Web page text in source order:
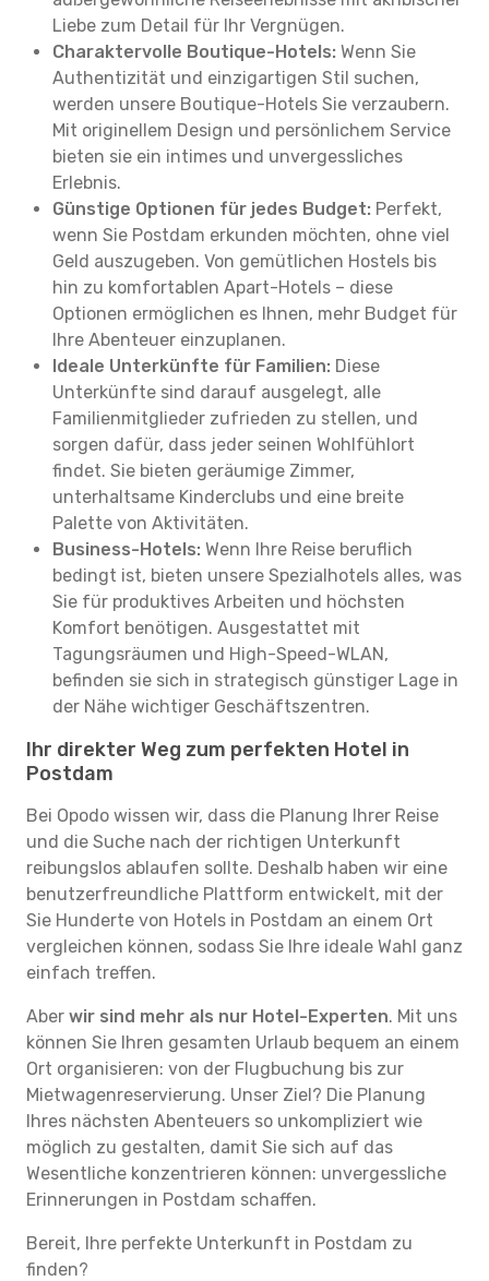
Liebe zum Detail für Ihr Vergnügen.
Charaktervolle Boutique-Hotels: Wenn Sie
Authentizität und einzigartigen Stil suchen,
werden unsere Boutique-Hotels Sie verzaubern.
Mit originellem Design und persönlichem Service
bieten sie ein intimes und unvergessliches
Erlebnis.
Günstige Optionen für jedes Budget: Perfekt,
wenn Sie Postdam erkunden möchten, ohne viel
Geld auszugeben. Von gemütlichen Hostels bis
hin zu komfortablen Apart-Hotels – diese
Optionen ermöglichen es Ihnen, mehr Budget für
Ihre Abenteuer einzuplanen.
Ideale Unterkünfte für Familien: Diese
Unterkünfte sind darauf ausgelegt, alle
Familienmitglieder zufrieden zu stellen, und
sorgen dafür, dass jeder seinen Wohlfühlort
findet. Sie bieten geräumige Zimmer,
unterhaltsame Kinderclubs und eine breite
Palette von Aktivitäten.
Business-Hotels: Wenn Ihre Reise beruflich
bedingt ist, bieten unsere Spezialhotels alles, was
Sie für produktives Arbeiten und höchsten
Komfort benötigen. Ausgestattet mit
Tagungsräumen und High-Speed-WLAN,
befinden sie sich in strategisch günstiger Lage in
der Nähe wichtiger Geschäftszentren.
Ihr direkter Weg zum perfekten Hotel in
Postdam
Bei Opodo wissen wir, dass die Planung Ihrer Reise
und die Suche nach der richtigen Unterkunft
reibungslos ablaufen sollte. Deshalb haben wir eine
benutzerfreundliche Plattform entwickelt, mit der
Sie Hunderte von Hotels in Postdam an einem Ort
vergleichen können, sodass Sie Ihre ideale Wahl ganz
einfach treffen.
Aber wir sind mehr als nur Hotel-Experten. Mit uns
können Sie Ihren gesamten Urlaub bequem an einem
Ort organisieren: von der Flugbuchung bis zur
Mietwagenreservierung. Unser Ziel? Die Planung
Ihres nächsten Abenteuers so unkompliziert wie
möglich zu gestalten, damit Sie sich auf das
Wesentliche konzentrieren können: unvergessliche
Erinnerungen in Postdam schaffen.
Bereit, Ihre perfekte Unterkunft in Postdam zu
finden?